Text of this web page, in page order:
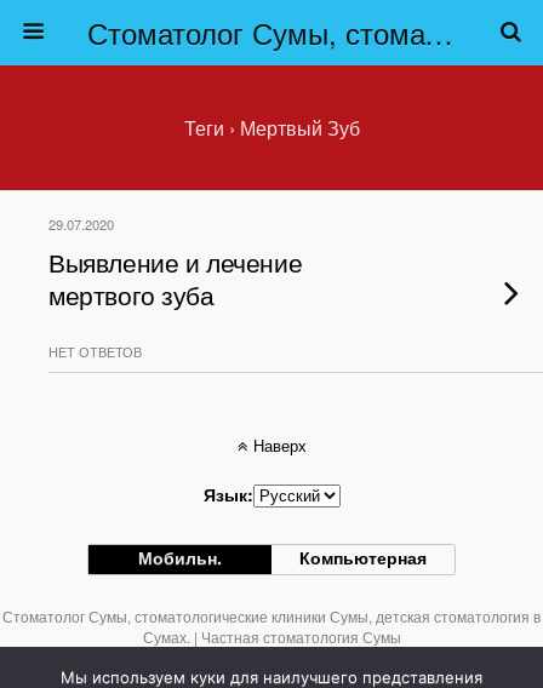
Стоматолог Сумы, стоматологические клиники Сумы, детская стоматология в Сумах. | Частная стоматология Сумы
Теги › Мертвый Зуб
29.07.2020
Выявление и лечение
мертвого зуба
НЕТ ОТВЕТОВ
Наверх
Язык:
Мобильн. Компьютерная
Стоматолог Сумы, стоматологические клиники Сумы, детская стоматология в
Сумах. | Частная стоматология Сумы
Мы используем куки для наилучшего представления